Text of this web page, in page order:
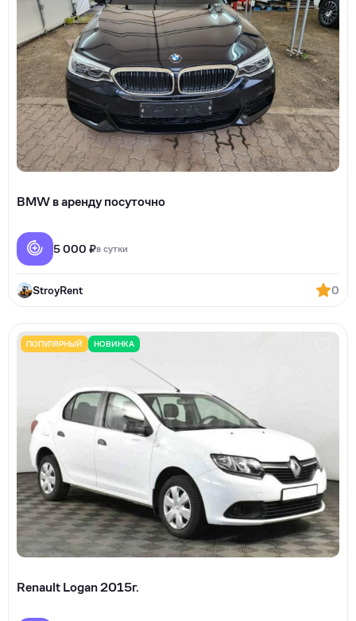
BMW в аренду посуточно
5 000 ₽в сутки
StroyRent 0
ПОПУЛЯРНЫЙ НОВИНКА
Renault Logan 2015г.